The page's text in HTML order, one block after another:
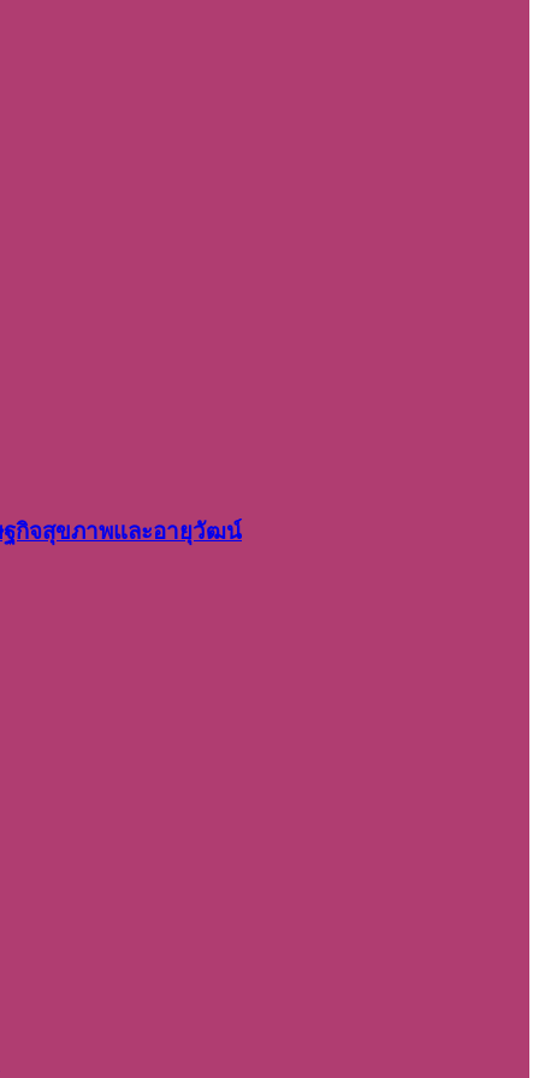
ฐกิจสุขภาพและอายุวัฒน์